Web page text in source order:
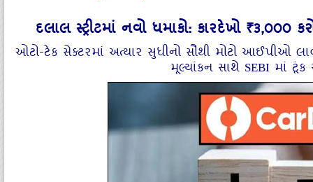
દલાલ સ્ટ્રીટમાં નવો ધમાકો: કારદેખો ₹૩,૦૦૦
ઓટો-ટેક સેક્ટરમાં અત્યાર સુધીનો સૌથી મોટો આઈપીઓ
મૂલ્યાંકન સાથે SEBI માં